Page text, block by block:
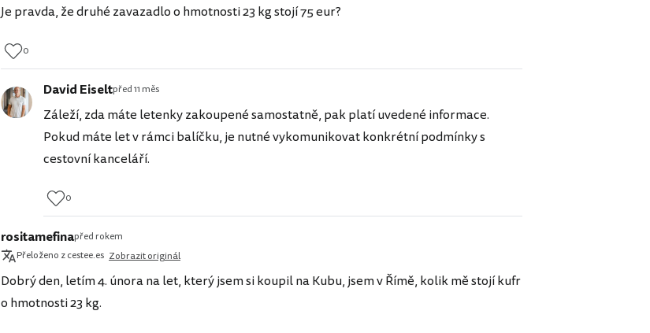
Je pravda, že druhé zavazadlo o hmotnosti 23 kg stojí 75 eur?
0
David Eiseltpřed 11 měs
Záleží, zda máte letenky zakoupené samostatně, pak platí uvedené informace.
Pokud máte let v rámci balíčku, je nutné vykomunikovat konkrétní podmínky s
cestovní kanceláří.
0
rositamefinapřed rokem
Přeloženo z cestee.es Zobrazit originál
Dobrý den, letím 4. února na let, který jsem si koupil na Kubu, jsem v Římě, kolik mě stojí kufr
o hmotnosti 23 kg.